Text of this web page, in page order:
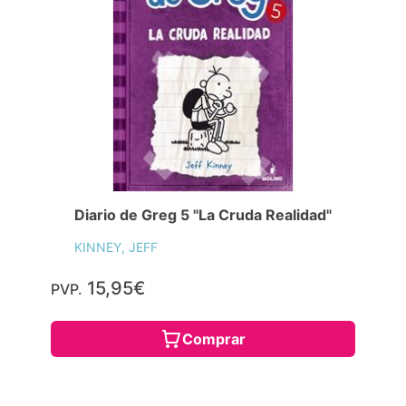
Diario de Greg 5 "La Cruda Realidad"
KINNEY, JEFF
PVP. 15,95€
Comprar